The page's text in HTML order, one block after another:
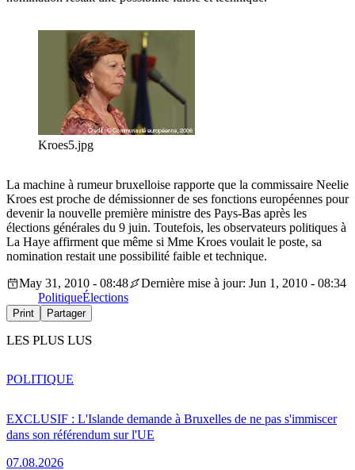
Kroes5.jpg
La machine à rumeur bruxelloise rapporte que la commissaire Neelie
Kroes est proche de démissionner de ses fonctions européennes pour
devenir la nouvelle première ministre des Pays-Bas après les
élections générales du 9 juin. Toutefois, les observateurs politiques à
La Haye affirment que même si Mme Kroes voulait le poste, sa
nomination restait une possibilité faible et technique.
May 31, 2010 - 08:48
Dernière mise à jour: Jun 1, 2010 - 08:34
PolitiqueÉlections
Print Partager
LES PLUS LUS
EXCLUSIF : L'Islande demande à Bruxelles de ne pas s'immiscer
dans son référendum sur l'UE
07.08.2026
POLITIQUE